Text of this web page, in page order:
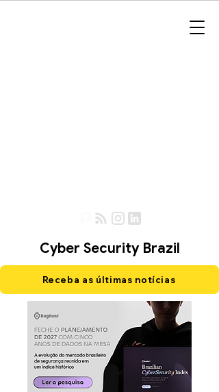
Cyber Security Brazil
Receba as últimas notícias